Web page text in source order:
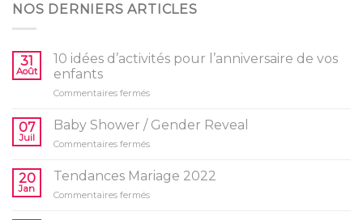
NOS DERNIERS ARTICLES
31
Août
10 idées d’activités pour l’anniversaire de vos
enfants
Commentaires ferméssur
idées
pour
de
07
Juil
Baby Shower / Gender Reveal
Commentaires ferméssur
Shower
Gender
20
Jan
Tendances Mariage 2022
Commentaires ferméssur